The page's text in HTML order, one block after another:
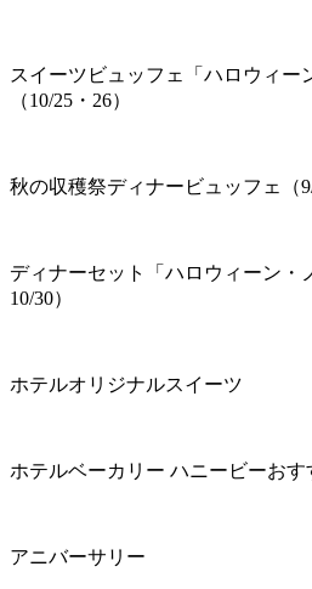
スイーツビュッフェ「ハロウィー
（10/25・26）
秋の収穫祭ディナービュッフェ（9/
ディナーセット「ハロウィーン・
10/30）
ホテルオリジナルスイーツ
ホテルベーカリー ハニービーおす
アニバーサリー